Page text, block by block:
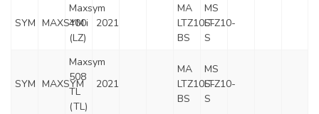
SYM MAXSYM
Maxsym
400i
(LZ)
2021
MA
LTZ10S-
BS
MS
LTZ10-
S
SYM MAXSYM
Maxsym
508
TL
(TL)
2021
MA
LTZ10S-
BS
MS
LTZ10-
S